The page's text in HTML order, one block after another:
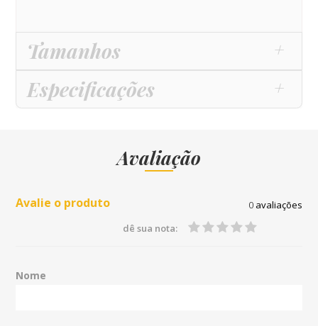
Tamanhos
Especificações
Avaliação
Avalie o produto 0avaliações
dê sua nota:
Nome